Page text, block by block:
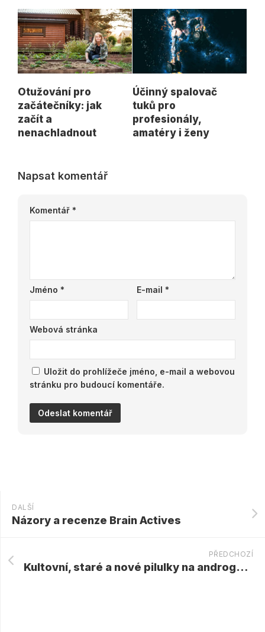
Otužování pro
začátečníky: jak
začít a
nenachladnout
Účinný spalovač
tuků pro
profesionály,
amatéry i ženy
Napsat komentář
Komentář *
Jméno * E-mail *
Webová stránka
Uložit do prohlížeče jméno, e-mail a webovou
stránku pro budoucí komentáře.
DALŠÍ
Názory a recenze Brain Actives
PŘEDCHOZÍ
Kultovní, staré a nové pilulky na androgenní alopecii